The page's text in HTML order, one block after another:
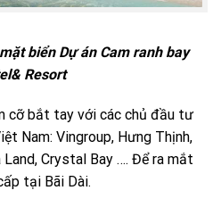
biển Dự án Cam ranh bay
Resort
cỡ bắt tay với các chủ đầu tư
Nam: Vingroup, Hưng Thịnh,
Land, Crystal Bay …. Để ra mắt
tại Bãi Dài.